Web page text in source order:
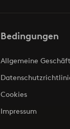
Bedingungen
Allgemeine
Cookies
Impressum